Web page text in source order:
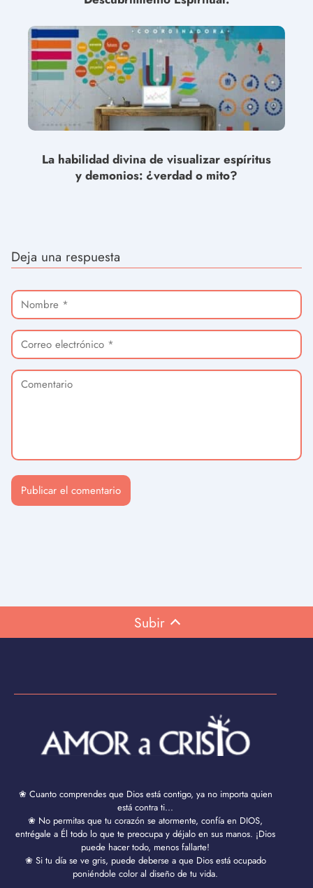
La habilidad divina de visualizar espíritus
y demonios: ¿verdad o mito?
Deja una respuesta
Subir
❀ Cuanto comprendes que Dios está contigo, ya no importa quien
está contra ti...
❀ No permitas que tu corazón se atormente, confía en DIOS,
entrégale a Él todo lo que te preocupa y déjalo en sus manos. ¡Dios
puede hacer todo, menos fallarte!
❀ Si tu día se ve gris, puede deberse a que Dios está ocupado
poniéndole color al diseño de tu vida.